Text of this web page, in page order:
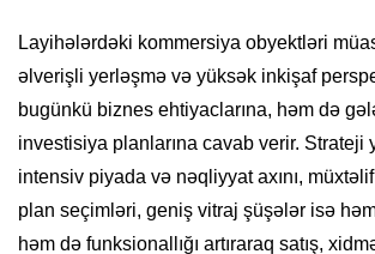
Layihələrdəki kommersiya obyektləri
əlverişli yerləşmə və yüksək inkişaf
bugünkü biznes ehtiyaclarına, həm də
investisiya planlarına cavab verir. Strateji
intensiv piyada və nəqliyyat axını,
plan seçimləri, geniş vitraj şüşələr isə
həm də funksionallığı artıraraq satış,